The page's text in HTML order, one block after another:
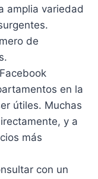
amplia variedad
de
en la
útiles. Muchas
y a
más
con un